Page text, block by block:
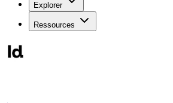
Explorer
Ressources